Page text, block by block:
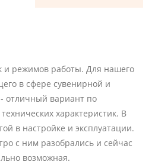
и режимов работы. Для нашего
в сфере сувенирной и
отличный вариант по
характеристик. В
в настройке и эксплуатации.
с ним разобрались и сейчас
возможная.